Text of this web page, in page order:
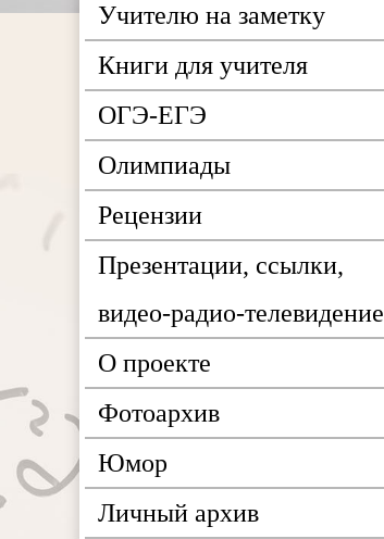
Учителю на заметку
Книги для учителя
ОГЭ-ЕГЭ
Олимпиады
Рецензии
Презентации, ссылки,
видео-радио-телевидение
О проекте
Фотоархив
Юмор
Личный архив